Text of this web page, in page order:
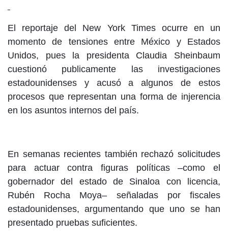
El reportaje del New York Times ocurre en un
momento de tensiones entre México y Estados
Unidos, pues la presidenta Claudia Sheinbaum
cuestionó publicamente las investigaciones
estadounidenses y acusó a algunos de estos
procesos que representan una forma de injerencia
en los asuntos internos del país.
En semanas recientes también rechazó solicitudes
para actuar contra figuras políticas –como el
gobernador del estado de Sinaloa con licencia,
Rubén Rocha Moya– señaladas por fiscales
estadounidenses, argumentando que uno se han
presentado pruebas suficientes.